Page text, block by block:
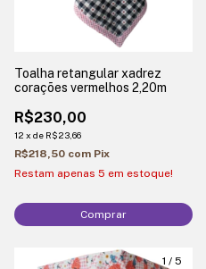
Toalha retangular xadrez
corações vermelhos 2,20m
R$230,00
12 x de R$23,66
R$218,50 com Pix
Restam apenas 5 em estoque!
Comprar
1 / 5